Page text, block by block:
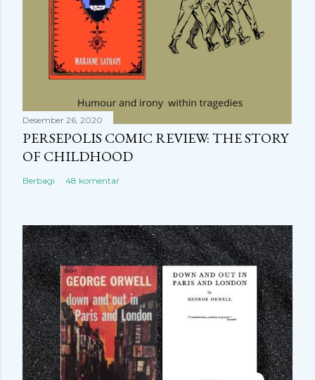
Desember 26, 2020
PERSEPOLIS COMIC REVIEW: THE STORY
OF CHILDHOOD
Berbagi 48 komentar